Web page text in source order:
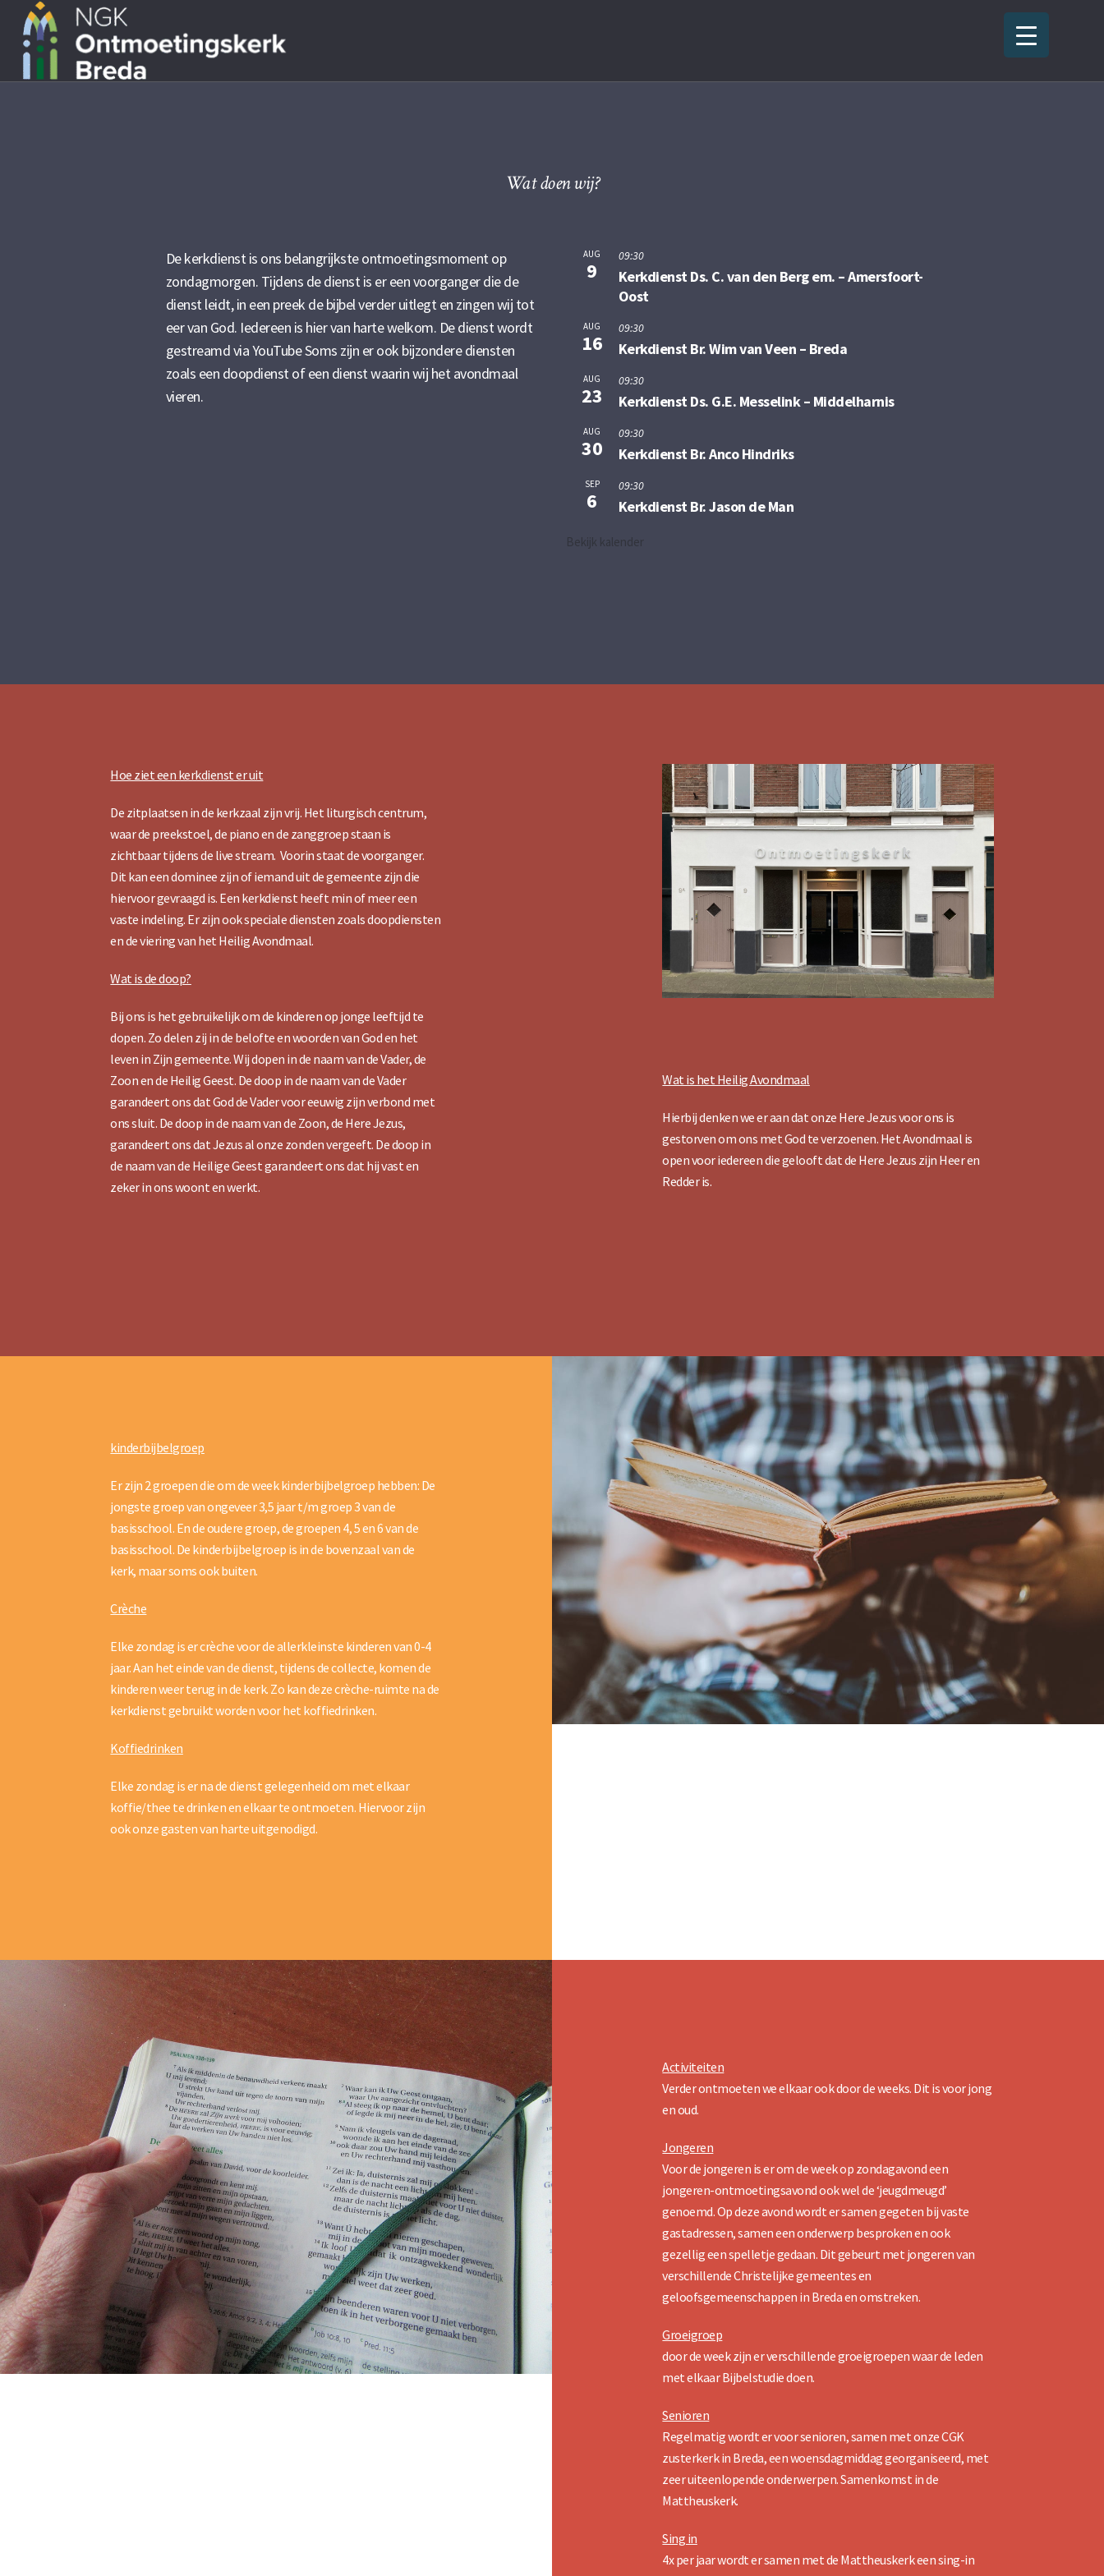
Wat doen wij?
De kerkdienst is ons belangrijkste ontmoetingsmoment op
zondagmorgen. Tijdens de dienst is er een voorganger die de
dienst leidt, in een preek de bijbel verder uitlegt en zingen wij tot
eer van God. Iedereen is hier van harte welkom. De dienst wordt
gestreamd viaYouTubeSoms zijn er ook bijzondere diensten
zoals een doopdienst of een dienst waarin wij het avondmaal
vieren.
AUG
9
09:30
Kerkdienst Ds. C. van den Berg em. – Amersfoort-
Oost
AUG
16
09:30
Kerkdienst Br. Wim van Veen – Breda
AUG
23
09:30
Kerkdienst Ds. G.E. Messelink – Middelharnis
AUG
30
09:30
Kerkdienst Br. Anco Hindriks
SEP
6
09:30
Kerkdienst Br. Jason de Man
Bekijk kalender
Hoe ziet een kerkdienst er uit
De zitplaatsen in de kerkzaal zijn vrij. Het liturgisch centrum,
waar de preekstoel, de piano en de zanggroep staan is
zichtbaar tijdens de live stream. Voorin staat de voorganger.
Dit kan een dominee zijn of iemand uit de gemeente zijn die
hiervoor gevraagd is. Een kerkdienst heeft min of meer een
vaste indeling. Er zijn ook speciale diensten zoals doopdiensten
en de viering van het Heilig Avondmaal.
Wat is de doop?
Bij ons is het gebruikelijk om de kinderen op jonge leeftijd te
dopen. Zo delen zij in de belofte en woorden van God en het
leven in Zijn gemeente. Wij dopen in de naam van de Vader, de
Zoon en de Heilig Geest. De doop in de naam van de Vader
garandeert ons dat God de Vader voor eeuwig zijn verbond met
ons sluit. De doop in de naam van de Zoon, de Here Jezus,
garandeert ons dat Jezus al onze zonden vergeeft. De doop in
de naam van de Heilige Geest garandeert ons dat hij vast en
zeker in ons woont en werkt.
Wat is het Heilig Avondmaal
Hierbij denken we er aan dat onze Here Jezus voor ons is
gestorven om ons met God te verzoenen. Het Avondmaal is
open voor iedereen die gelooft dat de Here Jezus zijn Heer en
Redder is.
kinderbijbelgroep
Er zijn 2 groepen die om de week kinderbijbelgroep hebben: De
jongste groep van ongeveer 3,5 jaar t/m groep 3 van de
basisschool. En de oudere groep, de groepen 4, 5 en 6 van de
basisschool. De kinderbijbelgroep is in de bovenzaal van de
kerk, maar soms ook buiten.
Crèche
Elke zondag is er crèche voor de allerkleinste kinderen van 0-4
jaar. Aan het einde van de dienst, tijdens de collecte, komen de
kinderen weer terug in de kerk. Zo kan deze crèche-ruimte na de
kerkdienst gebruikt worden voor het koffiedrinken.
Koffiedrinken
Elke zondag is er na de dienst gelegenheid om met elkaar
koffie/thee te drinken en elkaar te ontmoeten. Hiervoor zijn
ook onze gasten van harte uitgenodigd.
Activiteiten
Verder ontmoeten we elkaar ook door de weeks. Dit is voor jong
en oud.
Jongeren
Voor de jongeren is er om de week op zondagavond een
jongeren-ontmoetingsavond ook wel de ‘jeugdmeugd’
genoemd. Op deze avond wordt er samen gegeten bij vaste
gastadressen, samen een onderwerp besproken en ook
gezellig een spelletje gedaan. Dit gebeurt met jongeren van
verschillende Christelijke gemeentes en
geloofsgemeenschappen in Breda en omstreken.
Groeigroep
door de week zijn er verschillende groeigroepen waar de leden
met elkaar Bijbelstudie doen.
Senioren
Regelmatig wordt er voor senioren, samen met onze CGK
zusterkerk in Breda, een woensdagmiddag georganiseerd, met
zeer uiteenlopende onderwerpen. Samenkomst in de
Mattheuskerk.
Sing in
4x per jaar wordt er samen met de Mattheuskerk een sing-in